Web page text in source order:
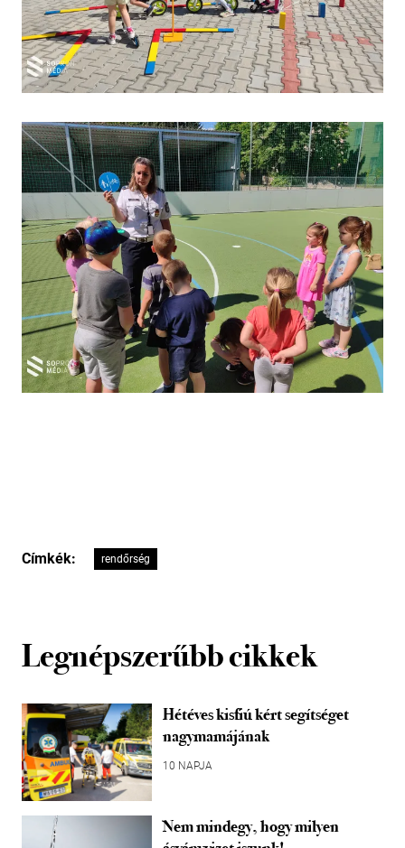
Címkék: rendőrség
Legnépszerűbb cikkek
Hétéves kisfiú kért segítséget
nagymamájának
10 NAPJA
Nem mindegy, hogy milyen